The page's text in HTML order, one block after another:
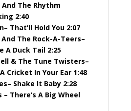
And The Rhythm
2:40
That’ll Hold You 2:07
The Rock-A-Teers–
A Duck Tail 2:25
& The Tune Twisters–
Cricket In Your Ear 1:48
Shake It Baby 2:28
– There’s A Big Wheel